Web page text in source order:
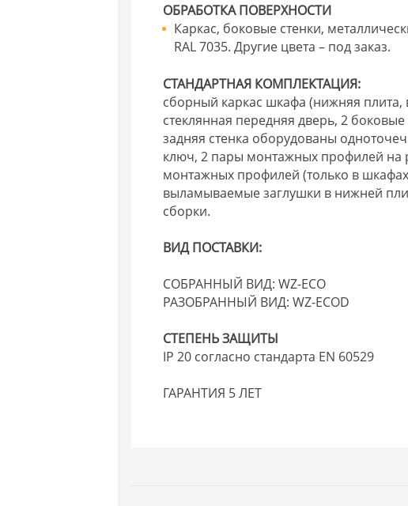
ОБРАБОТКА ПОВЕРХНОСТИ
Каркас, боковые стенки,
RAL 7035. Другие цвета – под заказ.
СТАНДАРТНАЯ КОМПЛЕКТАЦИЯ:
сборный каркас шкафа (нижняя плита,
стеклянная передняя дверь, 2
задняя стенка оборудованы
ключ, 2 пары монтажных профилей на
монтажных профилей (только в
выламываемые заглушки в нижней
сборки.
ВИД ПОСТАВКИ:
СОБРАННЫЙ ВИД: WZ-ECO
РАЗОБРАННЫЙ ВИД: WZ-ECOD
СТЕПЕНЬ ЗАЩИТЫ
IP 20 согласно стандарта EN 60529
ГАРАНТИЯ 5 ЛЕТ